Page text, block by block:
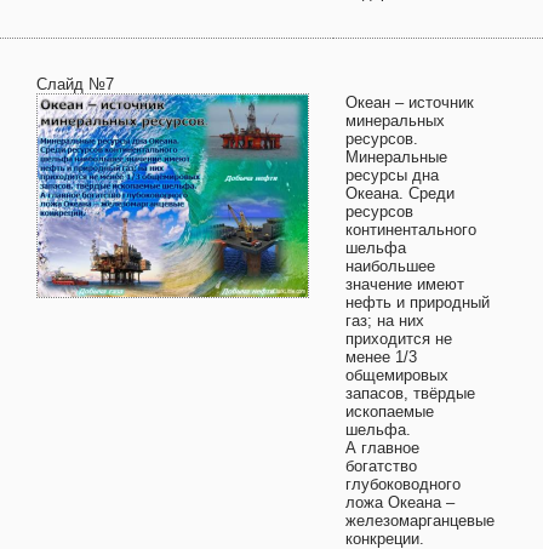
Слайд №7
Океан – источник
минеральных
ресурсов.
Минеральные
ресурсы дна
Океана. Среди
ресурсов
континентального
шельфа
наибольшее
значение имеют
нефть и природный
газ; на них
приходится не
менее 1/3
общемировых
запасов, твёрдые
ископаемые
шельфа.
А главное
богатство
глубоководного
ложа Океана –
железомарганцевые
конкреции.